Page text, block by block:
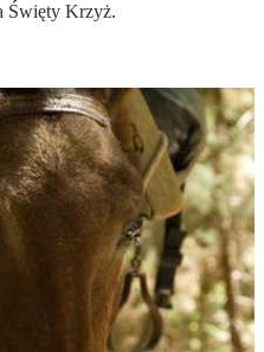
Święty Krzyż.